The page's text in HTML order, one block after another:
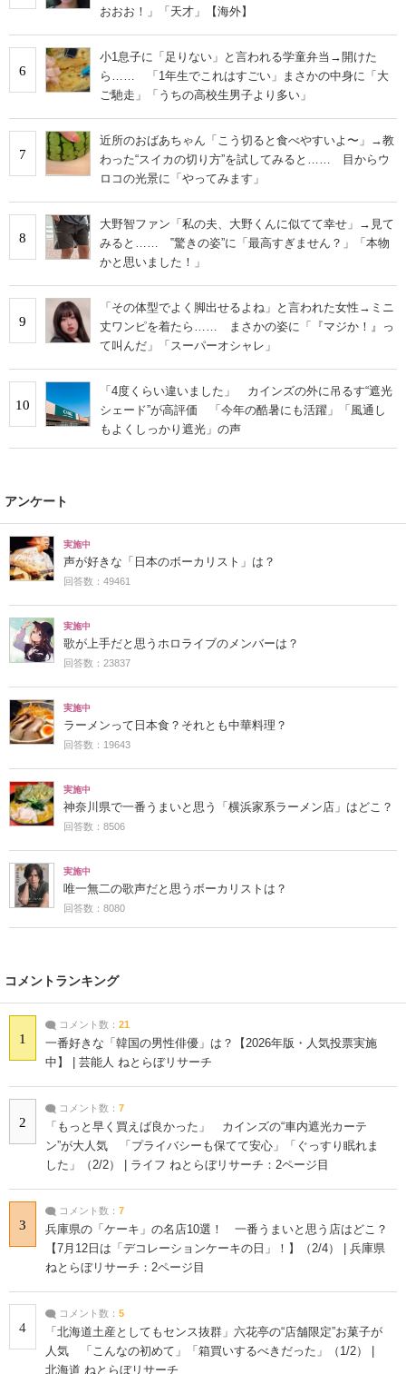
おおお！」「天才」【海外】
6
小1息子に「足りない」と言われる学童弁当→開けた
ら…… 「1年生でこれはすごい」まさかの中身に「大
ご馳走」「うちの高校生男子より多い」
7
近所のおばあちゃん「こう切ると食べやすいよ〜」→教
わった“スイカの切り方”を試してみると…… 目からウ
ロコの光景に「やってみます」
8
大野智ファン「私の夫、大野くんに似てて幸せ」→見て
みると…… ‟驚きの姿”に「最高すぎません？」「本物
かと思いました！」
9
「その体型でよく脚出せるよね」と言われた女性→ミニ
丈ワンピを着たら…… まさかの姿に「『マジか！』っ
て叫んだ」「スーパーオシャレ」
10
「4度くらい違いました」 カインズの外に吊るす“遮光
シェード”が高評価 「今年の酷暑にも活躍」「風通し
もよくしっかり遮光」の声
アンケート
実施中
声が好きな「日本のボーカリスト」は？
回答数：49461
実施中
歌が上手だと思うホロライブのメンバーは？
回答数：23837
実施中
ラーメンって日本食？それとも中華料理？
回答数：19643
実施中
神奈川県で一番うまいと思う「横浜家系ラーメン店」はどこ？
回答数：8506
実施中
唯一無二の歌声だと思うボーカリストは？
回答数：8080
コメントランキング
1
コメント数： 21
一番好きな「韓国の男性俳優」は？【2026年版・人気投票実施
中】 | 芸能人 ねとらぼリサーチ
2
コメント数： 7
「もっと早く買えば良かった」 カインズの“車内遮光カーテ
ン”が大人気 「プライバシーも保てて安心」「ぐっすり眠れま
した」（2/2） | ライフ ねとらぼリサーチ：2ページ目
3
コメント数： 7
兵庫県の「ケーキ」の名店10選！ 一番うまいと思う店はどこ？
【7月12日は「デコレーションケーキの日」！】（2/4） | 兵庫県
ねとらぼリサーチ：2ページ目
4
コメント数： 5
「北海道土産としてもセンス抜群」六花亭の“店舗限定”お菓子が
人気 「こんなの初めて」「箱買いするべきだった」（1/2） |
北海道 ねとらぼリサーチ